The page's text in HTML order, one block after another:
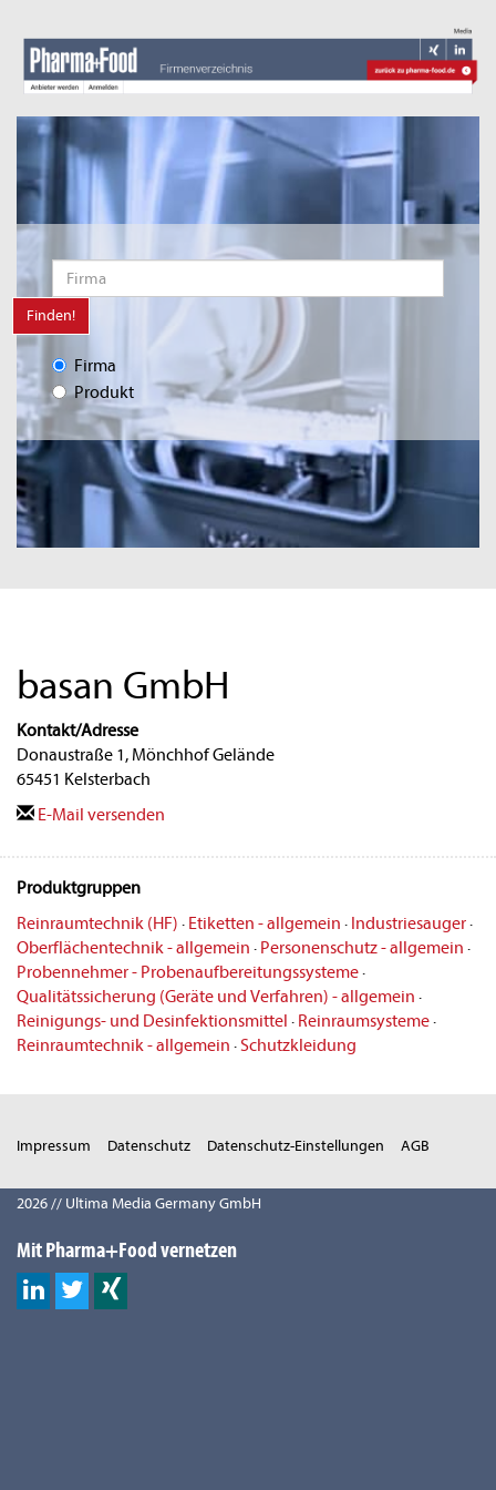
Finden!
Firma
Produkt
basan GmbH
Kontakt/Adresse
Donaustraße 1, Mönchhof Gelände
65451 Kelsterbach
E-Mail versenden
Produktgruppen
Reinraumtechnik (HF) · Etiketten - allgemein · Industriesauger·
Oberflächentechnik - allgemein · Personenschutz - allgemein ·
Probennehmer - Probenaufbereitungssysteme·
Qualitätssicherung (Geräte und Verfahren) - allgemein ·
Reinigungs- und Desinfektionsmittel · Reinraumsysteme·
Reinraumtechnik - allgemein · Schutzkleidung
Impressum Datenschutz Datenschutz-Einstellungen AGB
2026 // Ultima Media Germany GmbH
Mit Pharma+Food vernetzen